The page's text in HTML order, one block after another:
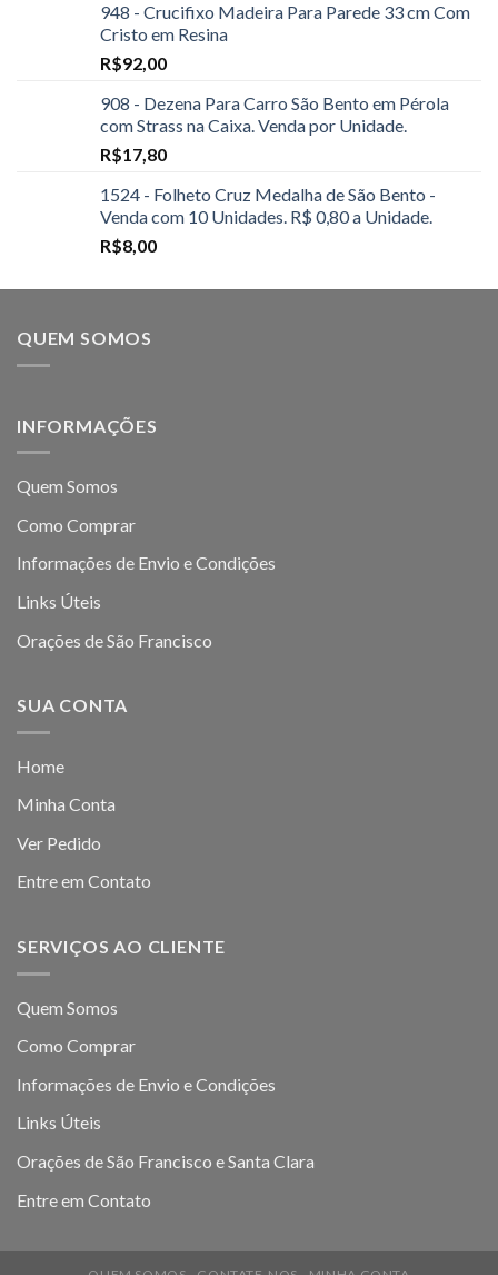
948 - Crucifixo Madeira Para Parede 33 cm Com
Cristo em Resina
R$92,00
908 - Dezena Para Carro São Bento em Pérola
com Strass na Caixa. Venda por Unidade.
R$17,80
1524 - Folheto Cruz Medalha de São Bento -
Venda com 10 Unidades. R$ 0,80 a Unidade.
R$8,00
QUEM SOMOS
INFORMAÇÕES
Quem Somos
Como Comprar
Informações de Envio e Condições
Links Úteis
Orações de São Francisco
SUA CONTA
Home
Minha Conta
Ver Pedido
Entre em Contato
SERVIÇOS AO CLIENTE
Quem Somos
Como Comprar
Informações de Envio e Condições
Links Úteis
Orações de São Francisco e Santa Clara
Entre em Contato